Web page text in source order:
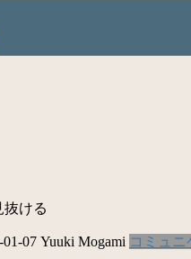
抜ける
01-07 Yuuki Mogami コミュニ